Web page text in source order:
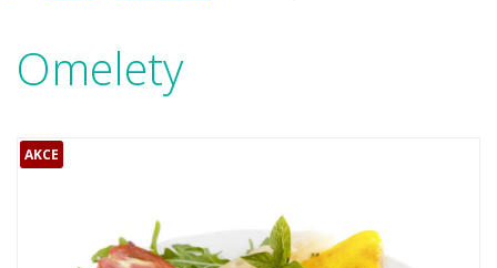
Omelety
AKCE